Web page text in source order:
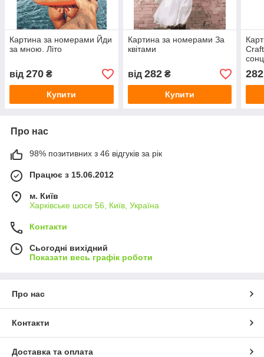
Картина за номерами Йди
за мною. Літо
від 270 ₴
Купити
Картина за номерами За
квітами
від 282₴
Купити
282
Про нас
98% позитивних з 46 відгуків за рік
Працює з 15.06.2012
м. Київ
Харківське шосе 56, Київ, Україна
Контакти
Сьогодні вихідний
Показати весь графік роботи
Про нас
Контакти
Доставка та оплата